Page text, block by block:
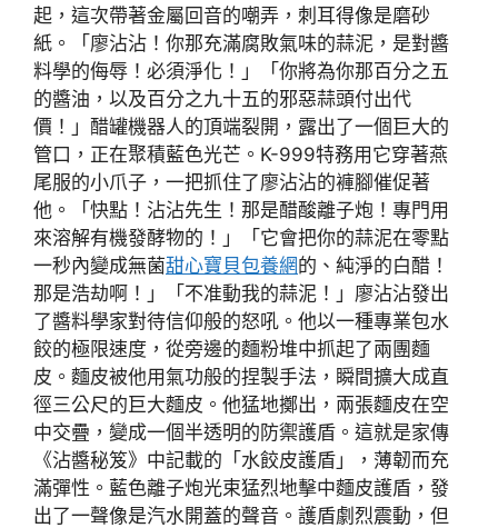
起，這次帶著金屬回音的嘲弄，刺耳得像是磨砂
紙。「廖沾沾！你那充滿腐敗氣味的蒜泥，是對醬
料學的侮辱！必須淨化！」「你將為你那百分之五
的醬油，以及百分之九十五的邪惡蒜頭付出代
價！」醋罐機器人的頂端裂開，露出了一個巨大的
管口，正在聚積藍色光芒。K-999特務用它穿著燕
尾服的小爪子，一把抓住了廖沾沾的褲腳催促著
他。「快點！沾沾先生！那是醋酸離子炮！專門用
來溶解有機發酵物的！」「它會把你的蒜泥在零點
一秒內變成無菌甜心寶貝包養網的、純淨的白醋！
那是浩劫啊！」「不准動我的蒜泥！」廖沾沾發出
了醬料學家對待信仰般的怒吼。他以一種專業包水
餃的極限速度，從旁邊的麵粉堆中抓起了兩團麵
皮。麵皮被他用氣功般的捏製手法，瞬間擴大成直
徑三公尺的巨大麵皮。他猛地擲出，兩張麵皮在空
中交疊，變成一個半透明的防禦護盾。這就是家傳
《沾醬秘笈》中記載的「水餃皮護盾」，薄韌而充
滿彈性。藍色離子炮光束猛烈地擊中麵皮護盾，發
出了一聲像是汽水開蓋的聲音。護盾劇烈震動，但